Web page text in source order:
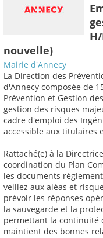
nouvelle)
Mairie d'Annecy
La Direction des
d'Annecy composée de
Prévention et Gestion
gestion des risques
cadre d'emploi des
accessible aux titulaires
Rattaché(e) à la
coordination du Plan
les documents
veillez aux aléas et
prévoir les réponses
la sauvegarde et la
permettant la continuité
maintient des bonnes